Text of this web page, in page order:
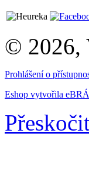
© 2026,
Prohlášení o
Eshop vytvořila